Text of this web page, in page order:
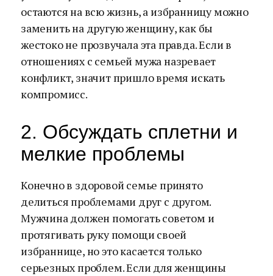
остаются на всю жизнь, а избранницу можно
заменить на другую женщину, как бы
жестоко не прозвучала эта правда. Если в
отношениях с семьей мужа назревает
конфликт, значит пришло время искать
компромисс.
2. Обсуждать сплетни и
мелкие проблемы
Конечно в здоровой семье принято
делиться проблемами друг с другом.
Мужчина должен помогать советом и
протягивать руку помощи своей
избраннице, но это касается только
серьезных проблем. Если для женщины